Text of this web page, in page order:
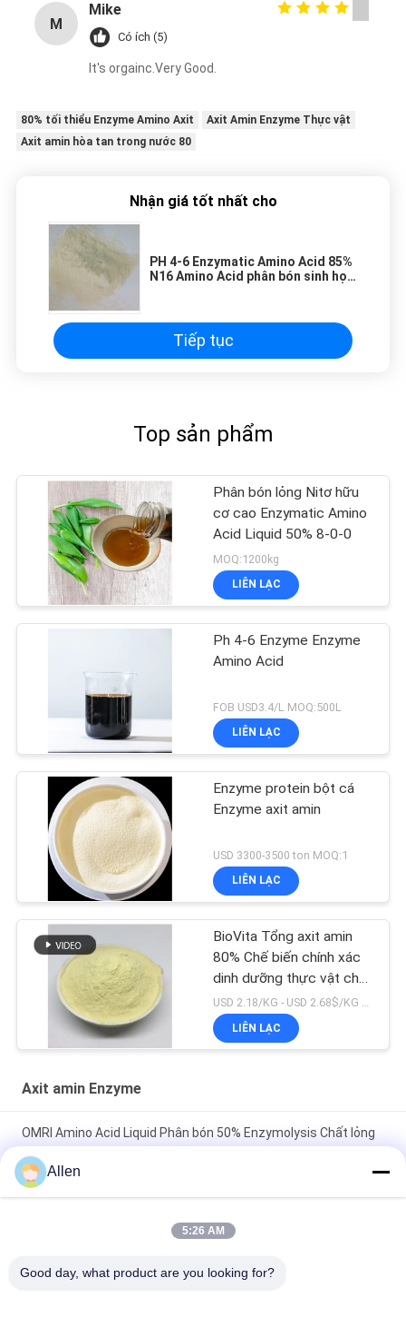
M
Mike
Có ích (5)
It's orgainc.Very Good.
80% tối thiểu Enzyme Amino Axit
Axit Amin Enzyme Thực vật
Axit amin hòa tan trong nước 80
Nhận giá tốt nhất cho
PH 4-6 Enzymatic Amino Acid 85%
N16 Amino Acid phân bón sinh học
Tiếp tục
Top sản phẩm
Phân bón lỏng Nitơ hữu
cơ cao Enzymatic Amino
Acid Liquid 50% 8-0-0
MOQ:1200kg
LIÊN LẠC
Ph 4-6 Enzyme Enzyme
Amino Acid
FOB USD3.4/L MOQ:500L
LIÊN LẠC
Enzyme protein bột cá
Enzyme axit amin
USD 3300-3500 ton MOQ:1
LIÊN LẠC
BioVita Tổng axit amin
80% Chế biến chính xác
dinh dưỡng thực vật cho
cây trồng đặc biệt & xuất
khẩu hữu cơ
USD 2.18/KG - USD 2.68$/KG MOQ:1MT
LIÊN LẠC
Axit amin Enzyme
OMRI Amino Acid Liquid Phân bón 50% Enzymolysis Chất lỏng
Màu nâu trong suốt Enzyme axit amin Chelate ZnMnB Phân
Organic Fertilizer 85% 16-0-0 Danh sách OMRI
Allen
5:26 AM
Good day, what product are you looking for?